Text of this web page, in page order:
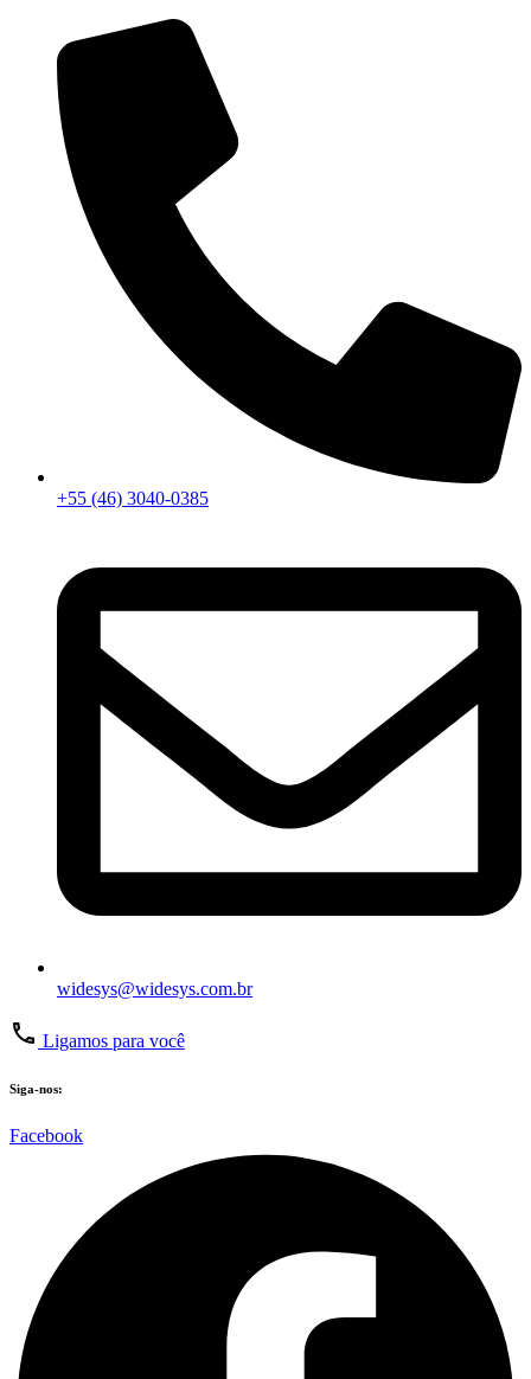
+55 (46) 3040-0385
widesys@widesys.com.br
Ligamos para você
Siga-nos:
Facebook